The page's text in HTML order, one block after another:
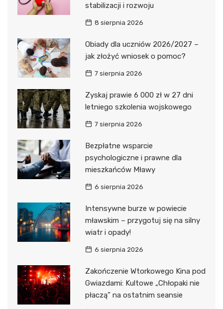
stabilizacji i rozwoju
8 sierpnia 2026
Obiady dla uczniów 2026/2027 –
jak złożyć wniosek o pomoc?
7 sierpnia 2026
Zyskaj prawie 6 000 zł w 27 dni
letniego szkolenia wojskowego
7 sierpnia 2026
Bezpłatne wsparcie
psychologiczne i prawne dla
mieszkańców Mławy
6 sierpnia 2026
Intensywne burze w powiecie
mławskim – przygotuj się na silny
wiatr i opady!
6 sierpnia 2026
Zakończenie Wtorkowego Kina pod
Gwiazdami: Kultowe „Chłopaki nie
płaczą” na ostatnim seansie